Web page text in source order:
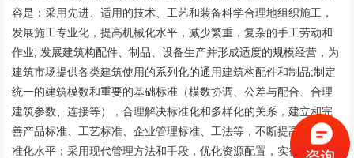
容是：采用先进、适用的技术、工艺和装备科学合理地组织施工，
发展施工专业化，提高机械化水平，减少繁重，复杂的手工劳动和
作业; 发展建筑构配件、制品、设备生产并形成适度的规模经营，为
建筑市场提供各类建筑使用的系列化的通用建筑构配件和制品;制定
统一的建筑模数和重要的基础标准（模数协调、公差与配合、合理
建筑参数、连接等），合理解决标准化和多样化的关系，建立和完
善产品标准、工艺标准、企业管理标准、工法等，不断提高建筑标
准化水平；采用现代管理方法和手段，优化资源配置，实行科学的